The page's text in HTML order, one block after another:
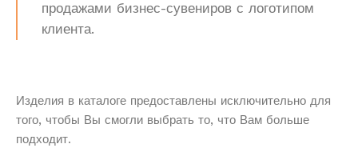
продажами бизнес-сувениров с логотипом
клиента.
Изделия в каталоге предоставлены исключительно для
того, чтобы Вы смогли выбрать то, что Вам больше
подходит.